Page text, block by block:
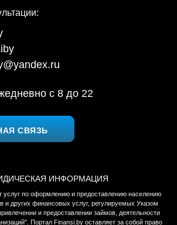
c 8 до 22
СВЯЗЬ
ИНФОРМАЦИЯ
услуг по оформлению и предоставлению населению
и других финансовых услуг, регулируемых Указом
и предоставлении займов, деятельности
Портал Finansi.by оставляет за собой право